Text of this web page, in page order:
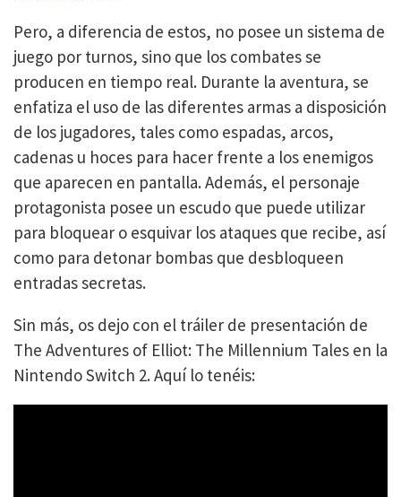
Pero, a diferencia de estos, no posee un sistema de
juego por turnos, sino que los combates se
producen en tiempo real. Durante la aventura, se
enfatiza el uso de las diferentes armas a disposición
de los jugadores, tales como espadas, arcos,
cadenas u hoces para hacer frente a los enemigos
que aparecen en pantalla. Además, el personaje
protagonista posee un escudo que puede utilizar
para bloquear o esquivar los ataques que recibe, así
como para detonar bombas que desbloqueen
entradas secretas.
Sin más, os dejo con el tráiler de presentación de
The Adventures of Elliot: The Millennium Tales en la
Nintendo Switch 2. Aquí lo tenéis: